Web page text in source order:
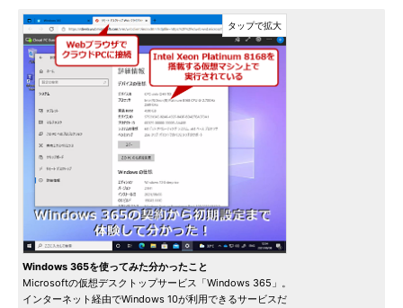
Windows 365を使ってみた分かったこと
Microsoftの仮想デスクトップサービス「Windows 365」。
インターネット経由でWindows 10が利用できるサービスだ